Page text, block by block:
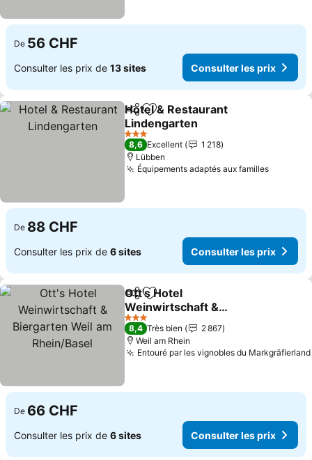
De 56 CHF
Consulter les prix de 13 sites Consulter les prix
PartagerAjouter à mes favoris
Hotel & Restaurant
Lindengarten
Consulter les prix
3 Étoiles
8,6 Excellent
1 218
Lübben
Équipements adaptés aux familles
De 88 CHF
Consulter les prix de 6 sites Consulter les prix
PartagerAjouter à mes favoris
Ott's Hotel
Weinwirtschaft &
Biergarten Weil am
Rhein/Basel
Consulter les prix
3 Étoiles
8,4 Très bien
2 867
Weil am Rhein
Entouré par les vignobles du Markgräflerland
De 66 CHF
Consulter les prix de 6 sites Consulter les prix